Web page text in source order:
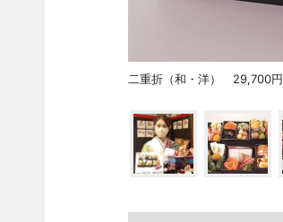
二重折（和・洋） 29,700円